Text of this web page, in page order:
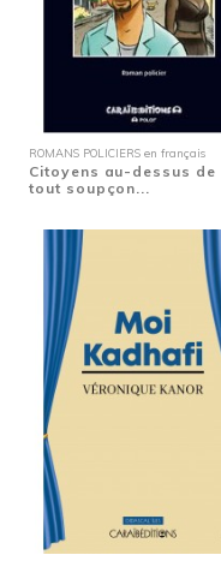
ROMANS POLICIERS en français
Citoyens au-dessus de
tout soupçon...